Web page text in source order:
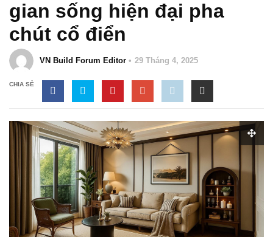
gian sống hiện đại pha
chút cổ điển
VN Build Forum Editor 29 Tháng 4, 2025
CHIA SẺ